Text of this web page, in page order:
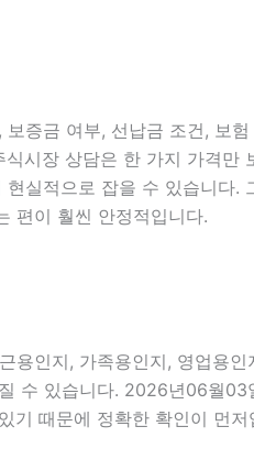
증금 여부, 선납금 조건, 보
시장 상담은 한 가지 가격만
실적으로 잡을 수 있습니다.
편이 훨씬 안정적입니다.
인지, 가족용인지, 영업용
수 있습니다. 2026년06월
기 때문에 정확한 확인이 먼저